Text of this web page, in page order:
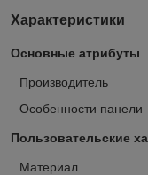
Характеристики
Основные атрибуты
Производитель
Особенности панели
Пользовательские
Материал